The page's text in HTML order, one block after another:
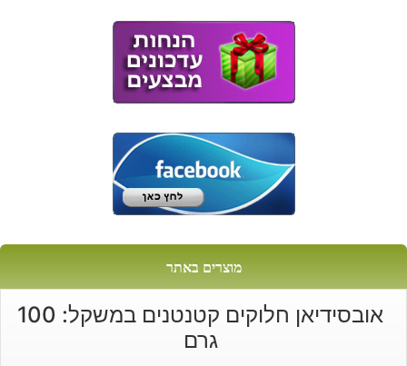
מוצרים באתר
אובסידיאן חלוקים קטנטנים במשקל: 100
גרם